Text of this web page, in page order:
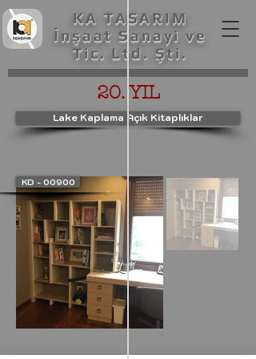
KA TASARIM
İnşaat Sanayi ve
Tic. Ltd. Şti.
20. YIL
Lake Kaplama Açık Kitaplıklar
KD - 00900